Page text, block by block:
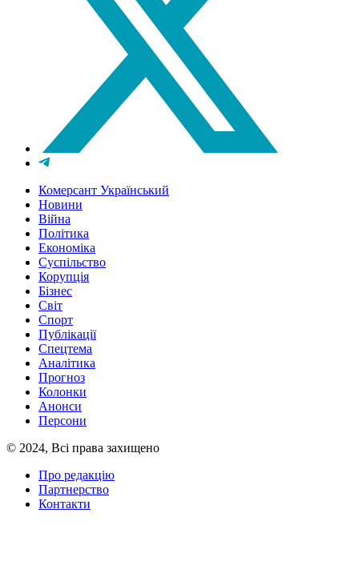
Комерсант Український
Новини
Війна
Політика
Економіка
Суспільство
Корупція
Бізнес
Світ
Спорт
Публікації
Спецтема
Аналітика
Прогноз
Колонки
Анонси
Персони
© 2024, Всі права захищено
Про редакцію
Партнерство
Контакти